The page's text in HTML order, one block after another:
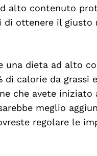
alto contenuto
di ottenere il
una dieta ad alto
di calorie da grassi
che avete iniziato
meglio
regolare le